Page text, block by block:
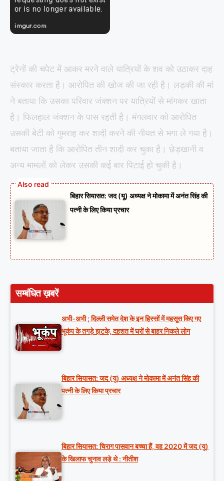
ट्रेनों की चपेट में आकर मरने वाले यात्रियों के शव को उठाकर दाह
संस्कार करता है। आरोपित की खोज की जा रही है। लड़की की मां
ने बताया कि उसका परिवार जंक्शन पर यात्रियों से मांगकर खाता
है। फिलहाल जंक्शन के पास रहती है। मंगलवार को आरोपित
उसकी बेटी को गुमराह कर शादी करने की नीयत से भगा ले गया है।
बताया जाता है कि आरोपित तीन शादी कर चुका है। छेड़खानी व
अन्य मामलों को लेकर उसकी कई बार पिटाई हो चुकी है।
बिहार सियासत: जद (यू) अध्यक्ष ने मोकामा में अनंत सिंह की
पत्नी के लिए किया प्रचार
सम्बंधित ख़बरें
अभी-अभी ; दिल्ली समेत देश के इन हिस्सों में महसूस किए गए
भूकंप के तगड़े झटके, दहशत में घरों से बाहर निकले लोग
बिहार सियासत: जद (यू) अध्यक्ष ने मोकामा में अनंत सिंह की
पत्नी के लिए किया प्रचार
बिहार सियासत: चिराग पासवान बच्चा हैं, वह 2020 में जद (यू)
के खिलाफ चुनाव लड़े थे : नीतीश